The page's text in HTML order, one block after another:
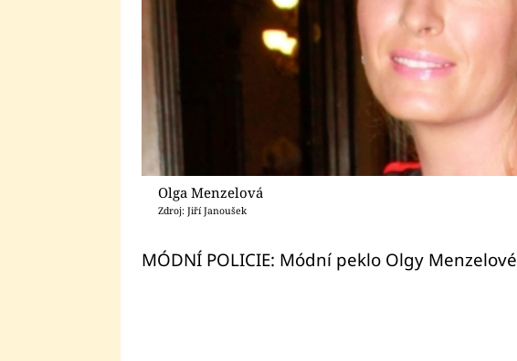
Olga Menzelová
Zdroj: Jiří Janoušek
MÓDNÍ POLICIE: Módní peklo Olgy Menzelové